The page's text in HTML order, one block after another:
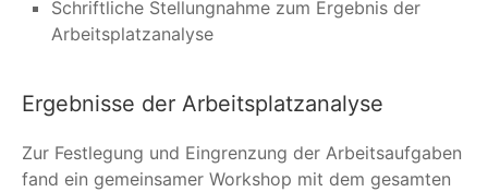
Schriftliche Stellungnahme zum Ergebnis der
Arbeitsplatzanalyse
Ergebnisse der Arbeitsplatzanalyse
Zur Festlegung und Eingrenzung der Arbeitsaufgaben
fand ein gemeinsamer Workshop mit dem gesamten